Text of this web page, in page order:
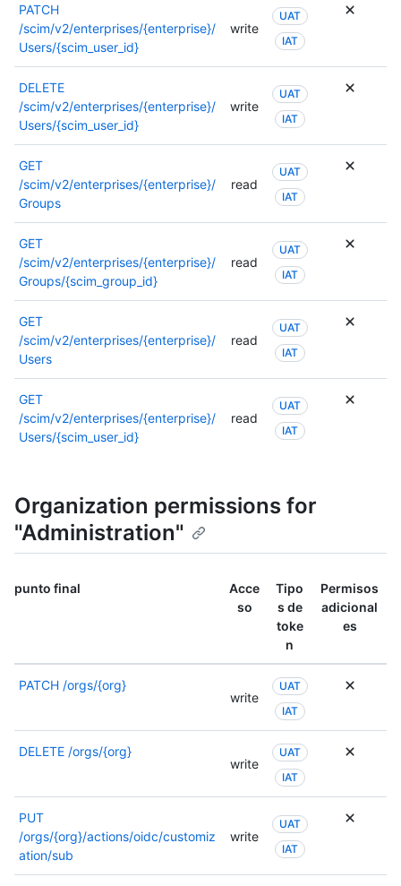
PATCH
/scim/v2/enterprises/{enterprise}/
Users/{scim_user_id}
write
UAT
IAT
DELETE
/scim/v2/enterprises/{enterprise}/
Users/{scim_user_id}
write
UAT
IAT
GET
/scim/v2/enterprises/{enterprise}/
Groups
read
UAT
IAT
GET
/scim/v2/enterprises/{enterprise}/
Groups/{scim_group_id}
read
UAT
IAT
GET
/scim/v2/enterprises/{enterprise}/
Users
read
UAT
IAT
GET
/scim/v2/enterprises/{enterprise}/
Users/{scim_user_id}
read
UAT
IAT
Organization permissions for
"Administration"
punto final
Acce
so
Tipo
s de
toke
n
Permisos
adicional
es
PATCH /orgs/{org}
write
UAT
IAT
DELETE /orgs/{org}
write
UAT
IAT
PUT
/orgs/{org}/actions/oidc/customiz
ation/sub
write
UAT
IAT